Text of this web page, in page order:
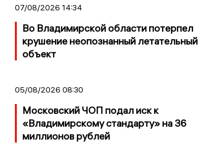
07/08/2026 14:34
Во Владимирской области потерпел
крушение неопознанный летательный
объект
05/08/2026 08:30
Московский ЧОП подал иск к
«Владимирскому стандарту» на 36
миллионов рублей